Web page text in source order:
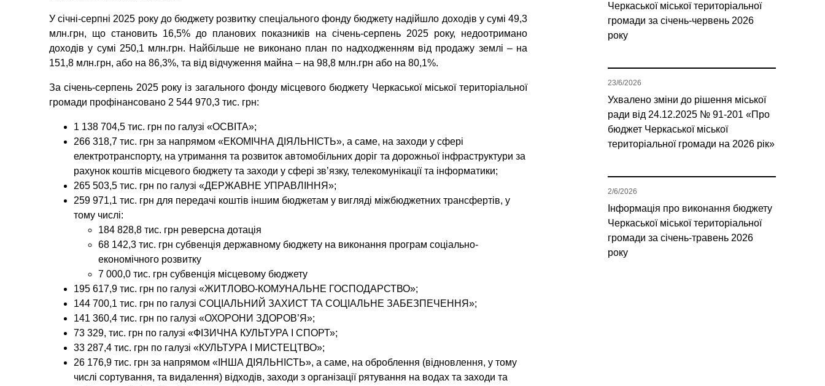
У січні-серпні 2025 року до бюджету розвитку спеціального фонду бюджету надійшло доходів у сумі 49,3
млн.грн, що становить 16,5% до планових показників на січень-серпень 2025 року, недоотримано
доходів у сумі 250,1 млн.грн. Найбільше не виконано план по надходженням від продажу землі – на
151,8 млн.грн, або на 86,3%, та від відчуження майна – на 98,8 млн.грн або на 80,1%.
За січень-серпень 2025 року із загального фонду місцевого бюджету Черкаської міської територіальної
громади профінансовано 2 544 970,3 тис. грн:
1 138 704,5 тис. грн по галузі «ОСВІТА»;
266 318,7 тис. грн за напрямом «ЕКОМІЧНА ДІЯЛЬНІСТЬ», а саме, на заходи у сфері
електротранспорту, на утримання та розвиток автомобільних доріг та дорожньої інфраструктури за
рахунок коштів місцевого бюджету та заходи у сфері зв’язку, телекомунікації та інформатики;
265 503,5 тис. грн по галузі «ДЕРЖАВНЕ УПРАВЛІННЯ»;
259 971,1 тис. грн для передачі коштів іншим бюджетам у вигляді міжбюджетних трансфертів, у
тому числі:
184 828,8 тис. грн реверсна дотація
68 142,3 тис. грн субвенція державному бюджету на виконання програм соціально-
економічного розвитку
7 000,0 тис. грн субвенція місцевому бюджету
195 617,9 тис. грн по галузі «ЖИТЛОВО-КОМУНАЛЬНЕ ГОСПОДАРСТВО»;
144 700,1 тис. грн по галузі СОЦІАЛЬНИЙ ЗАХИСТ ТА СОЦІАЛЬНЕ ЗАБЕЗПЕЧЕННЯ»;
141 360,4 тис. грн по галузі «ОХОРОНИ ЗДОРОВ’Я»;
73 329, тис. грн по галузі «ФІЗИЧНА КУЛЬТУРА І СПОРТ»;
33 287,4 тис. грн по галузі «КУЛЬТУРА І МИСТЕЦТВО»;
26 176,9 тис. грн за напрямом «ІНША ДІЯЛЬНІСТЬ», а саме, на оброблення (відновлення, у тому
числі сортування, та видалення) відходів, заходи з організації рятування на водах та заходи та
Черкаської міської територіальної
громади за січень-червень 2026
року
Ухвалено зміни до рішення міської
ради від 24.12.2025 № 91-201 «Про
бюджет Черкаської міської
територіальної громади на 2026 рік»
23/6/2026
Інформація про виконання бюджету
Черкаської міської територіальної
громади за січень-травень 2026
року
2/6/2026